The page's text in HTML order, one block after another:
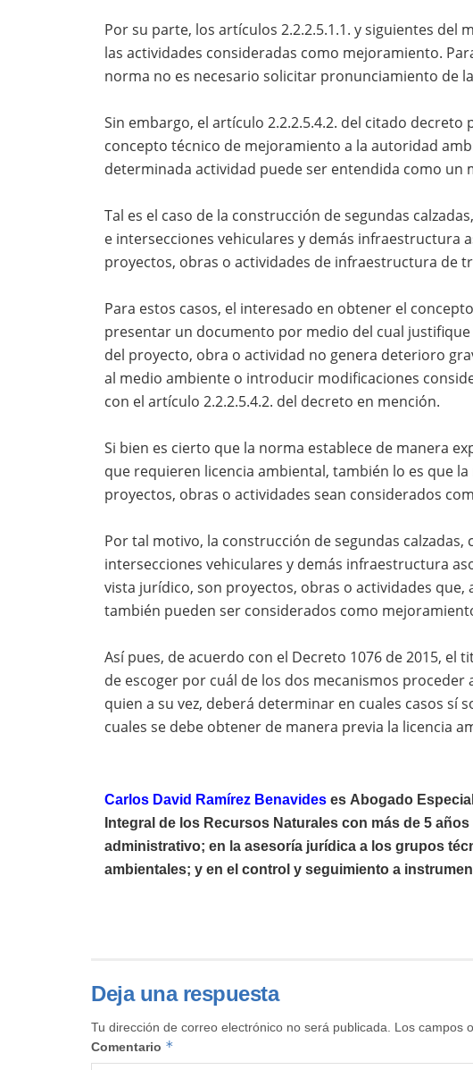
Por su parte, los artículos 2.2.2.5.1.1. y siguientes del
las actividades consideradas como mejoramiento.
norma no es necesario solicitar pronunciamiento de
Sin embargo, el artículo 2.2.2.5.4.2. del citado
concepto técnico de mejoramiento a la autoridad
determinada actividad puede ser entendida como un
Tal es el caso de la construcción de segundas
e intersecciones vehiculares y demás infraestructura
proyectos, obras o actividades de infraestructura de
Para estos casos, el interesado en obtener el
presentar un documento por medio del cual justifique
del proyecto, obra o actividad no genera deterioro
al medio ambiente o introducir modificaciones
con el artículo 2.2.2.5.4.2. del decreto en mención.
Si bien es cierto que la norma establece de manera
que requieren licencia ambiental, también lo es que
proyectos, obras o actividades sean considerados
Por tal motivo, la construcción de segundas
intersecciones vehiculares y demás infraestructura
vista jurídico, son proyectos, obras o actividades
también pueden ser considerados como
Así pues, de acuerdo con el Decreto 1076 de 2015,
de escoger por cuál de los dos mecanismos
quien a su vez, deberá determinar en cuales casos sí
cuales se debe obtener de manera previa la licencia
Carlos David Ramírez Benavides es Abogado
Integral de los Recursos Naturales con más de 5
administrativo; en la asesoría jurídica a los grupos
ambientales; y en el control y seguimiento a
Deja una respuesta
Tu dirección de correo electrónico no será publicada. Los campos
Comentario *